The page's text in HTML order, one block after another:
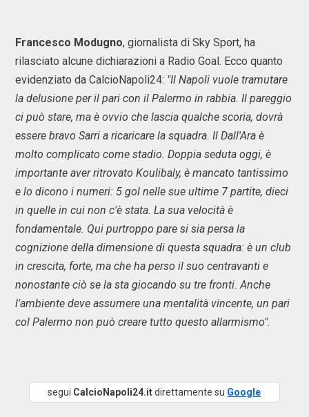
Francesco Modugno, giornalista di Sky Sport, ha
rilasciato alcune dichiarazioni a Radio Goal. Ecco quanto
evidenziato da CalcioNapoli24: "Il Napoli vuole tramutare
la delusione per il pari con il Palermo in rabbia. Il pareggio
ci può stare, ma è ovvio che lascia qualche scoria, dovrà
essere bravo Sarri a ricaricare la squadra. Il Dall'Ara è
molto complicato come stadio. Doppia seduta oggi, è
importante aver ritrovato Koulibaly, è mancato tantissimo
e lo dicono i numeri: 5 gol nelle sue ultime 7 partite, dieci
in quelle in cui non c'è stata. La sua velocità è
fondamentale. Qui purtroppo pare si sia persa la
cognizione della dimensione di questa squadra: è un club
in crescita, forte, ma che ha perso il suo centravanti e
nonostante ciò se la sta giocando su tre fronti. Anche
l'ambiente deve assumere una mentalità vincente, un pari
col Palermo non può creare tutto questo allarmismo".
segui CalcioNapoli24.itdirettamente su Google